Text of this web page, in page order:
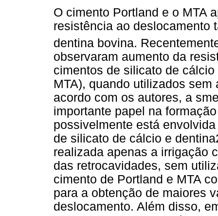
O cimento Portland e o MTA
resistência ao deslocamento
dentina bovina.
observaram aumento da
cimentos de silicato de
MTA), quando utilizados
acordo com os autores, a
importante papel na
possivelmente está
de silicato de cálcio e
realizada apenas a irrigação
das retrocavidades, sem
cimento de Portland e MTA
para a obtenção de maiores
deslocamento. Além disso,